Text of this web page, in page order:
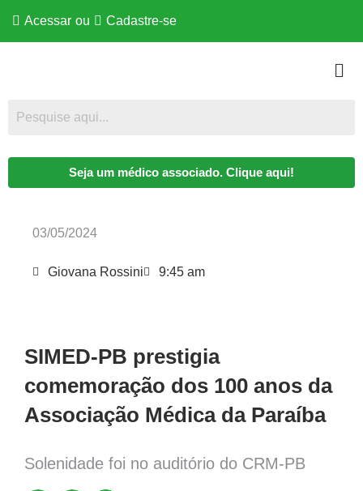
Acessar ou Cadastre-se
Seja um médico associado. Clique aqui!
03/05/2024
Giovana Rossini 9:45 am
SIMED-PB prestigia
comemoração dos 100 anos da
Associação Médica da Paraíba
Solenidade foi no auditório do CRM-PB